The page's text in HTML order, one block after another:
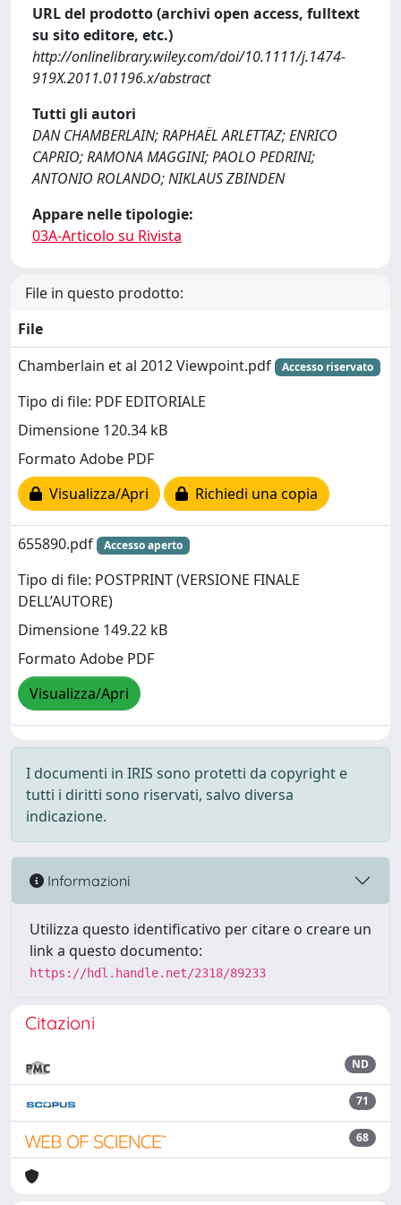
URL del prodotto (archivi open access, fulltext
su sito editore, etc.)
http://onlinelibrary.wiley.com/doi/10.1111/j.1474-
919X.2011.01196.x/abstract
Tutti gli autori
DAN CHAMBERLAIN; RAPHAËL ARLETTAZ; ENRICO
CAPRIO; RAMONA MAGGINI; PAOLO PEDRINI;
ANTONIO ROLANDO; NIKLAUS ZBINDEN
Appare nelle tipologie:
03A-Articolo su Rivista
File in questo prodotto:
File
Chamberlain et al 2012 Viewpoint.pdf
Accesso riservato
Tipo di file: PDF EDITORIALE
Dimensione 120.34 kB
Formato Adobe PDF
Visualizza/Apri
Richiedi una copia
655890.pdf Accesso aperto
Tipo di file: POSTPRINT (VERSIONE FINALE
DELL’AUTORE)
Dimensione 149.22 kB
Formato Adobe PDF
Visualizza/Apri
I documenti in IRIS sono protetti da copyright e
tutti i diritti sono riservati, salvo diversa
indicazione.
Informazioni
Utilizza questo identificativo per citare o creare un
link a questo documento:
https://hdl.handle.net/2318/89233
Citazioni
ND
71
68